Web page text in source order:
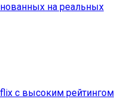
на реальных
с высоким рейтингом